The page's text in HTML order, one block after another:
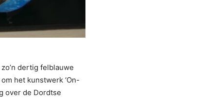
dertig felblauwe
het kunstwerk ‘On-
over de Dordtse